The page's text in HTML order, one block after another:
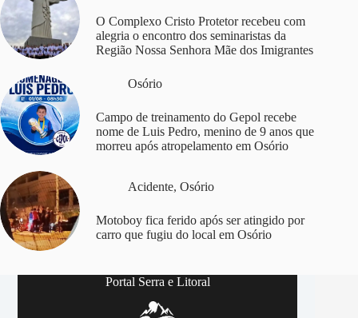
O Complexo Cristo Protetor recebeu com
alegria o encontro dos seminaristas da
Região Nossa Senhora Mãe dos Imigrantes
Osório
Campo de treinamento do Gepol recebe
nome de Luis Pedro, menino de 9 anos que
morreu após atropelamento em Osório
Acidente, Osório
Motoboy fica ferido após ser atingido por
carro que fugiu do local em Osório
Portal Serra e Litoral